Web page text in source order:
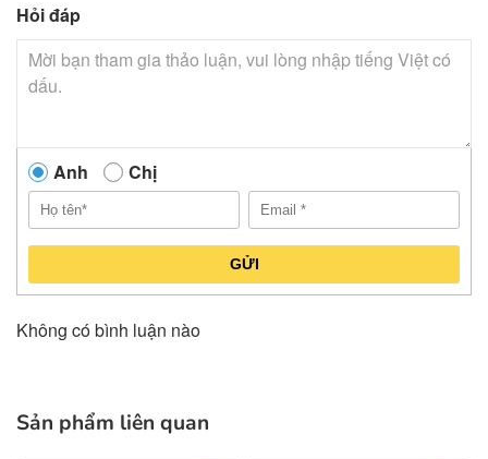
Hỏi đáp
Anh Chị
GỬI
Không có bình luận nào
Sản phẩm liên quan